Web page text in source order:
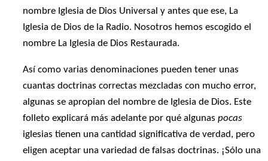
nombre Iglesia de Dios Universal y antes que ese, La
Iglesia de Dios de la Radio. Nosotros hemos escogido el
nombre La Iglesia de Dios Restaurada.
Así como varias denominaciones pueden tener unas
cuantas doctrinas correctas mezcladas con mucho error,
algunas se apropian del nombre de Iglesia de Dios. Este
folleto explicará más adelante por qué algunaspocas
iglesias tienen una cantidad significativa de verdad, pero
eligen aceptar una variedad de falsas doctrinas. ¡Sólo una